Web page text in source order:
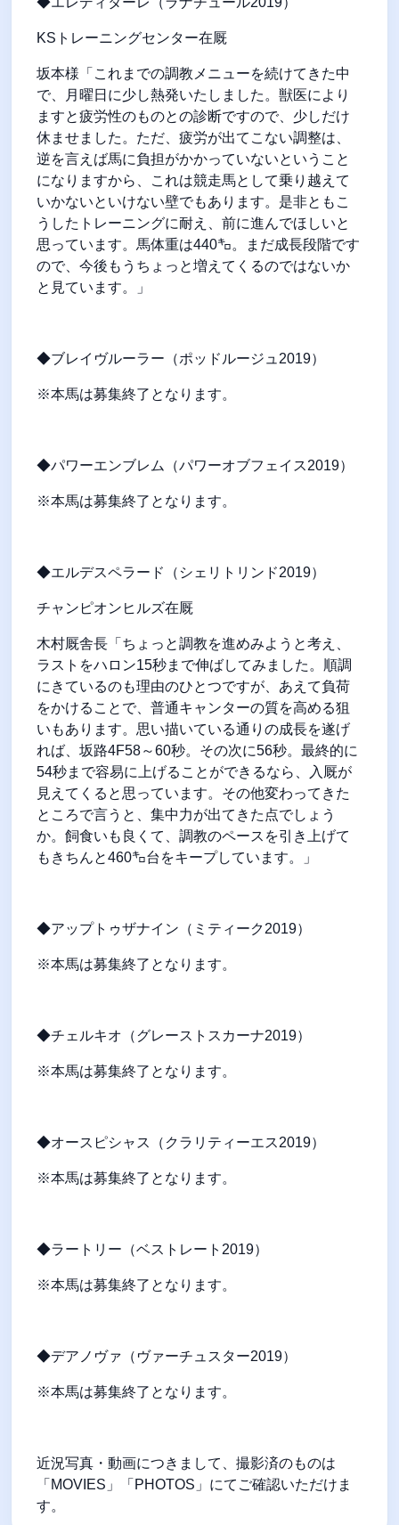
KSトレーニングセンター在厩
坂本様「これまでの調教メニューを続けてきた中
で、月曜日に少し熱発いたしました。獣医により
ますと疲労性のものとの診断ですので、少しだけ
休ませました。ただ、疲労が出てこない調整は、
逆を言えば馬に負担がかかっていないということ
になりますから、これは競走馬として乗り越えて
いかないといけない壁でもあります。是非ともこ
うしたトレーニングに耐え、前に進んでほしいと
思っています。馬体重は440㌔。まだ成長段階です
ので、今後もうちょっと増えてくるのではないか
と見ています。」
◆ブレイヴルーラー（ポッドルージュ2019）
※本馬は募集終了となります。
◆パワーエンブレム（パワーオブフェイス2019）
※本馬は募集終了となります。
◆エルデスペラード（シェリトリンド2019）
チャンピオンヒルズ在厩
木村厩舎長「ちょっと調教を進めみようと考え、
ラストをハロン15秒まで伸ばしてみました。順調
にきているのも理由のひとつですが、あえて負荷
をかけることで、普通キャンターの質を高める狙
いもあります。思い描いている通りの成長を遂げ
れば、坂路4F58～60秒。その次に56秒。最終的に
54秒まで容易に上げることができるなら、入厩が
見えてくると思っています。その他変わってきた
ところで言うと、集中力が出てきた点でしょう
か。飼食いも良くて、調教のペースを引き上げて
もきちんと460㌔台をキープしています。」
◆アップトゥザナイン（ミティーク2019）
※本馬は募集終了となります。
◆チェルキオ（グレーストスカーナ2019）
※本馬は募集終了となります。
◆オースピシャス（クラリティーエス2019）
※本馬は募集終了となります。
◆ラートリー（ベストレート2019）
※本馬は募集終了となります。
◆デアノヴァ（ヴァーチュスター2019）
※本馬は募集終了となります。
近況写真・動画につきまして、撮影済のものは
「MOVIES」「PHOTOS」にてご確認いただけま
す。